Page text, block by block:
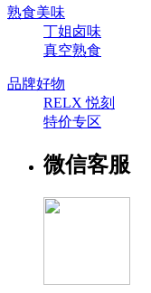
熟食美味
丁姐卤味
真空熟食
品牌好物
RELX 悦刻
特价专区
微信客服